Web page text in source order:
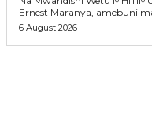
Ernest Maranya, amebuni
6 August 2026